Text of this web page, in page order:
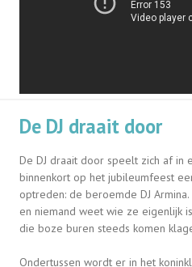
De DJ draait door
De DJ draait door speelt zich af in
binnenkort op het jubileumfeest
optreden: de beroemde DJ Armina
en niemand weet wie ze eigenlijk is
die boze buren steeds komen
Ondertussen wordt er in het